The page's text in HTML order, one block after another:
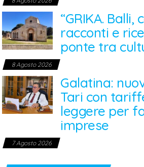
“GRIKA. Balli,
racconti e
ponte tra
8 Agosto 2026
Galatina:
Tari con
leggere per
imprese
7 Agosto 2026